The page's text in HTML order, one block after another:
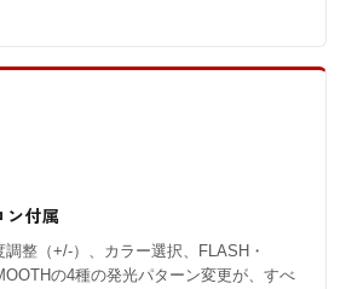
ン付属
整（+/-）、カラー選択、FLASH・
の4種の発光パターン変更が、すべ